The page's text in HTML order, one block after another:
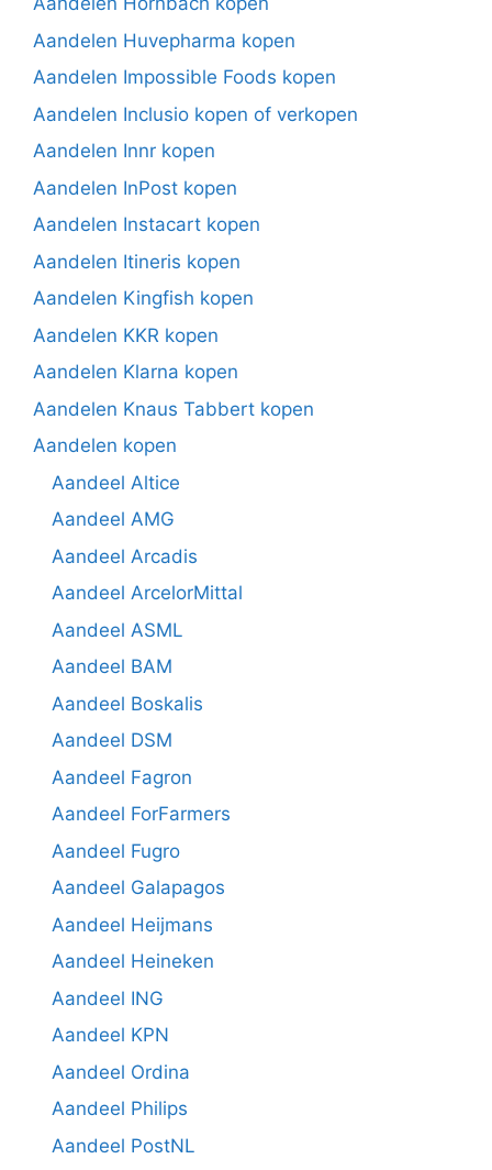
Aandelen Huvepharma kopen
Aandelen Impossible Foods kopen
Aandelen Inclusio kopen of verkopen
Aandelen Innr kopen
Aandelen InPost kopen
Aandelen Instacart kopen
Aandelen Itineris kopen
Aandelen Kingfish kopen
Aandelen KKR kopen
Aandelen Klarna kopen
Aandelen Knaus Tabbert kopen
Aandelen kopen
Aandeel Altice
Aandeel AMG
Aandeel Arcadis
Aandeel ArcelorMittal
Aandeel ASML
Aandeel BAM
Aandeel Boskalis
Aandeel DSM
Aandeel Fagron
Aandeel ForFarmers
Aandeel Fugro
Aandeel Galapagos
Aandeel Heijmans
Aandeel Heineken
Aandeel ING
Aandeel KPN
Aandeel Ordina
Aandeel Philips
Aandeel PostNL